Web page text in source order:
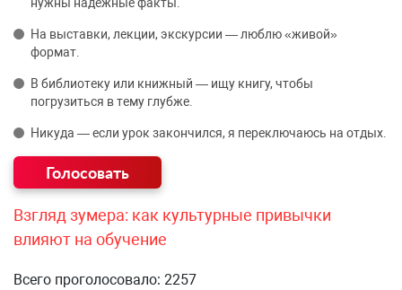
На выставки, лекции, экскурсии — люблю «живой»
формат.
В библиотеку или книжный — ищу книгу, чтобы
погрузиться в тему глубже.
Никуда — если урок закончился, я переключаюсь на отдых.
Взгляд зумера: как культурные привычки
влияют на обучение
Всего проголосовало: 2257